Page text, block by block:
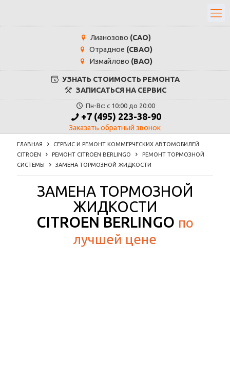
Лианозово (САО)
Отрадное (СВАО)
Измайлово (ВАО)
УЗНАТЬ СТОИМОСТЬ РЕМОНТА
ЗАПИСАТЬСЯ НА СЕРВИС
Пн-Вс: с 10:00 до 20:00
+7 (495) 223-38-90
Заказать обратный звонок
ГЛАВНАЯ
СЕРВИС И РЕМОНТ КОММЕРЧЕСКИХ АВТОМОБИЛЕЙ
CITROEN
РЕМОНТ CITROEN BERLINGO
РЕМОНТ ТОРМОЗНОЙ
СИСТЕМЫ
ЗАМЕНА ТОРМОЗНОЙ ЖИДКОСТИ
ЗАМЕНА ТОРМОЗНОЙ
ЖИДКОСТИ
CITROEN BERLINGO по
лучшей цене